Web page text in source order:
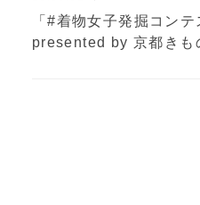
「#着物女子発掘コン
presented by 京都きも